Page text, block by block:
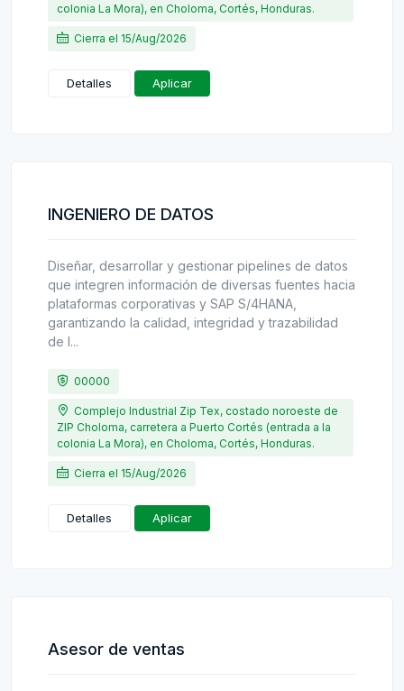
colonia La Mora), en Choloma, Cortés, Honduras.
Cierra el 15/Aug/2026
Detalles Aplicar
INGENIERO DE DATOS
Diseñar, desarrollar y gestionar pipelines de datos
que integren información de diversas fuentes hacia
plataformas corporativas y SAP S/4HANA,
garantizando la calidad, integridad y trazabilidad
de l...
00000
Complejo Industrial Zip Tex, costado noroeste de
ZIP Choloma, carretera a Puerto Cortés (entrada a la
colonia La Mora), en Choloma, Cortés, Honduras.
Cierra el 15/Aug/2026
Detalles Aplicar
Asesor de ventas